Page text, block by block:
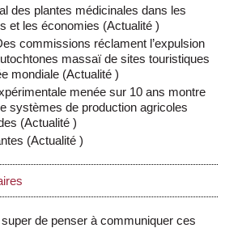
des plantes médicinales dans les
et les économies (Actualité)
commissions réclament l’expulsion
massaï de sites touristiques
mondiale (Actualité)
menée sur 10 ans montre
systèmes de production agricoles
(Actualité)
(Actualité)
de penser à communiquer ces